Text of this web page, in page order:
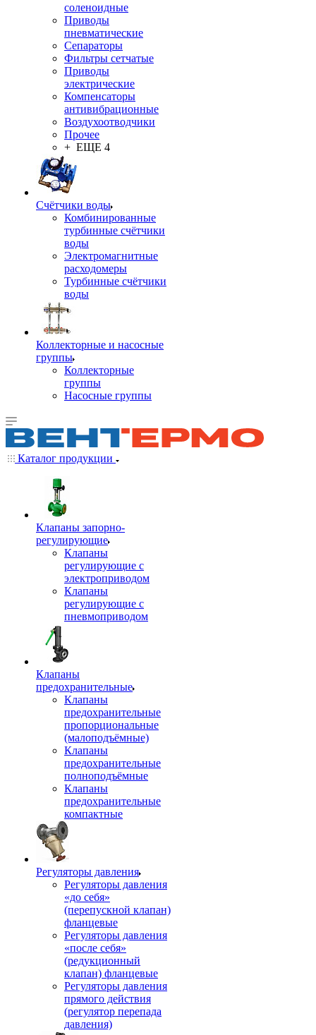
соленоидные
Приводы
пневматические
Сепараторы
Фильтры сетчатые
Приводы
электрические
Компенсаторы
антивибрационные
Воздухоотводчики
Прочее
+ ЕЩЕ 4
Счётчики воды
Комбинированные
турбинные счётчики
воды
Электромагнитные
расходомеры
Турбинные счётчики
воды
Коллекторные и насосные
группы
Коллекторные
группы
Насосные группы
Каталог продукции
Клапаны запорно-
регулирующие
Клапаны
регулирующие с
электроприводом
Клапаны
регулирующие с
пневмоприводом
Клапаны
предохранительные
Клапаны
предохранительные
пропорциональные
(малоподъёмные)
Клапаны
предохранительные
полноподъёмные
Клапаны
предохранительные
компактные
Регуляторы давления
Регуляторы давления
«до себя»
(перепускной клапан)
фланцевые
Регуляторы давления
«после себя»
(редукционный
клапан) фланцевые
Регуляторы давления
прямого действия
(регулятор перепада
давления)